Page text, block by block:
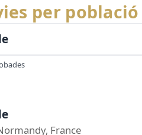
per població
France